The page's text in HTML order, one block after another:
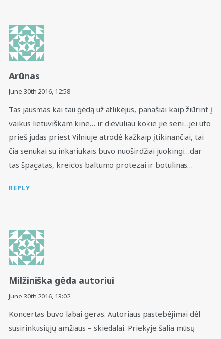
Arūnas
June 30th 2016, 12:58
Tas jausmas kai tau gėdą už atlikėjus, panašiai kaip žiūrint į
vaikus lietuviškam kine… ir dievuliau kokie jie seni…jei ufo
prieš judas priest Vilniuje atrodė kažkaip įtikinančiai, tai
čia senukai su inkariukais buvo nuoširdžiai juokingi…dar
tas špagatas, kreidos baltumo protezai ir botulinas…
REPLY
Milžiniška gėda autoriui
June 30th 2016, 13:02
Koncertas buvo labai geras. Autoriaus pastebėjimai dėl
susirinkusiųjų amžiaus – skiedalai. Priekyje šalia mūsų